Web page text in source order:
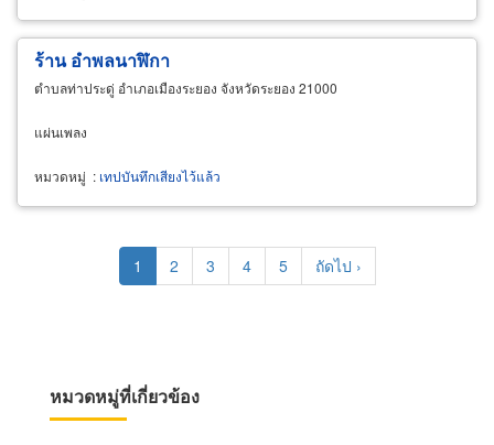
ร้าน อำพลนาฬิกา
ตำบลท่าประดู่ อำเภอเมืองระยอง จังหวัดระยอง 21000
แผ่นเพลง
หมวดหมู่ : เทปบันทึกเสียงไว้แล้ว
Pagination Current
page
1 Page
2 Page
3 Page
4 Page
5
Next
page
ถัดไป ›
หมวดหมู่ที่เกี่ยวข้อง